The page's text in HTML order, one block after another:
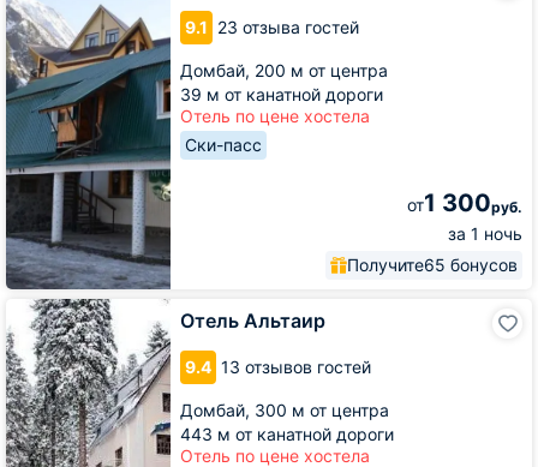
9.1 23 отзыва гостей
Домбай, 200 м от центра
39 м от канатной дороги
Отель по цене хостела
Ски-пасс
от1 300руб.
за 1 ночь
Получите65 бонусов
Мустанг
Отель Альтаир
9.4 13 отзывов гостей
Домбай, 300 м от центра
443 м от канатной дороги
Отель по цене хостела
Отель
Альтаир